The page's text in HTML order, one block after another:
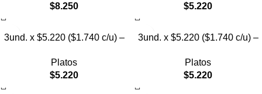
$8.250
$5.220
3und. x $5.220 ($1.740 c/u) –
Diseño Pastel
Platos
$5.220
3und. x $5.220 ($1.740 c/u) –
con Diseños Estampados
Platos
$5.220